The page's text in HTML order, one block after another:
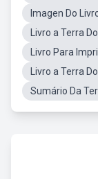
Imagen Do
Livro a Terra
Livro Para
Livro a Terra
Sumário Da